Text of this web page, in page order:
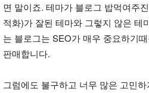
면 말이죠. 테마가 블로그 밥먹여주
적화)가 잘된 테마와 그렇지 않은 테
는 블로그는 SEO가 매우 중요하기
판매합니다.
그럼에도 불구하고 너무 많은 고민